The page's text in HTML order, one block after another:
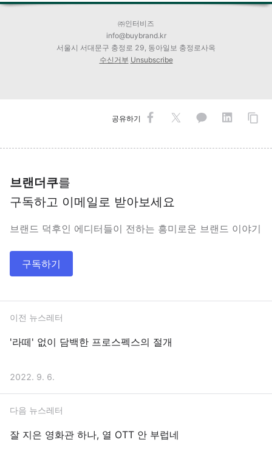
㈜인터비즈
info@buybrand.kr
서울시 서대문구 충정로 29, 동아일보 충정로사옥
수신거부 Unsubscribe
공유하기
브랜더쿠를
구독하고 이메일로 받아보세요
브랜드 덕후인 에디터들이 전하는 흥미로운 브랜드 이야기
구독하기
이전 뉴스레터
'라떼' 없이 담백한 프로스펙스의 절개
2022. 9. 6.
다음 뉴스레터
잘 지은 영화관 하나, 열 OTT 안 부럽네